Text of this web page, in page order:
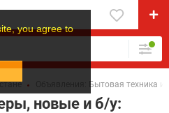
you agree to
Объявления: Бытовая техника и
новые и б/у: